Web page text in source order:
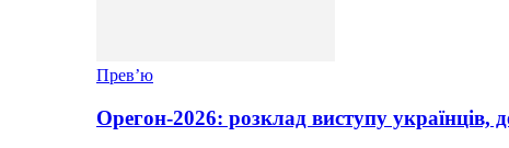
Прев’ю
Орегон-2026: розклад виступу українців,